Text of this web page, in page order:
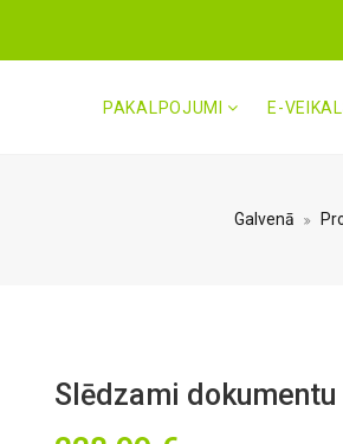
PAKALPOJUMI E-
Galvenā
Slēdzami